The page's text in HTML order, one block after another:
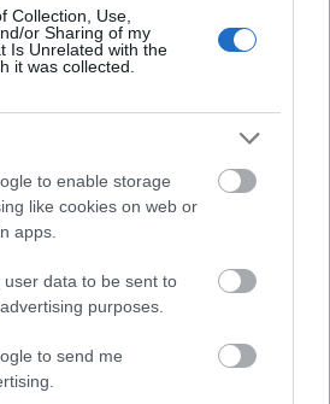
Collection, Use,
or Sharing of my
Is Unrelated with the
it was collected.
to enable storage
like cookies on web or
apps.
user data to be sent to
purposes.
to send me
indult be a Flórián téri
kihívás elé állítja a KM Építőt,
halad az aszfaltozás.
II.: Mit jelent az 5. blokk új
a felülvizsgálat
a Liszt Ferenc repülőtér
fejlesztése